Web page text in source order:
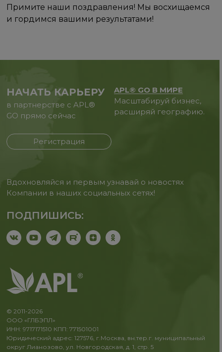
Примите наши поздравления! Мы восхищаемся
и гордимся вашими результатами!
НАЧАТЬ КАРЬЕРУ
в партнерстве с APL®
GO прямо сейчас
Регистрация
APL® GO В МИРЕ
Масштабируй бизнес,
расширяй географию.
Вдохновляйся и первым узнавай о новостях
Компании в наших социальных сетях!
ПОДПИШИСЬ:
© 2011-2026
ООО «ГЛБЭПЛ»
ИНН: 9717171510 КПП: 771501001
Юридический адрес: 127576, г.Москва, вн.тер.г. муниципальный
округ Лианозово, ул. Новгородская, д. 1, стр. 5